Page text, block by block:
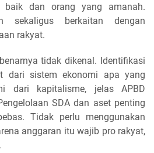
baik dan orang yang amanah.
sekaligus berkaitan dengan
rakyat.
tidak dikenal. Identifikasi
dari sistem ekonomi apa yang
dari kapitalisme, jelas APBD
SDA dan aset penting
Tidak perlu menggunakan
anggaran itu wajib pro rakyat,